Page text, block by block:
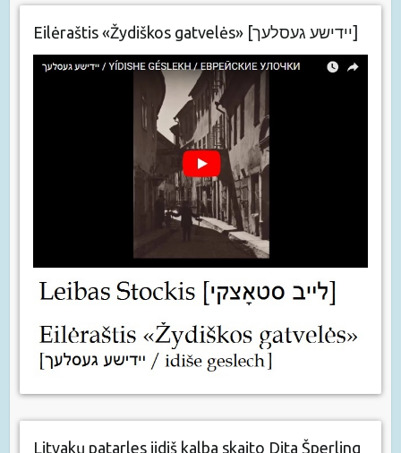
Eilėraštis «Žydiškos gatvelės» [יידישע געסלעך]
Litvakų patarles jidiš kalba skaito Dita Šperling